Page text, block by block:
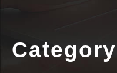
Category